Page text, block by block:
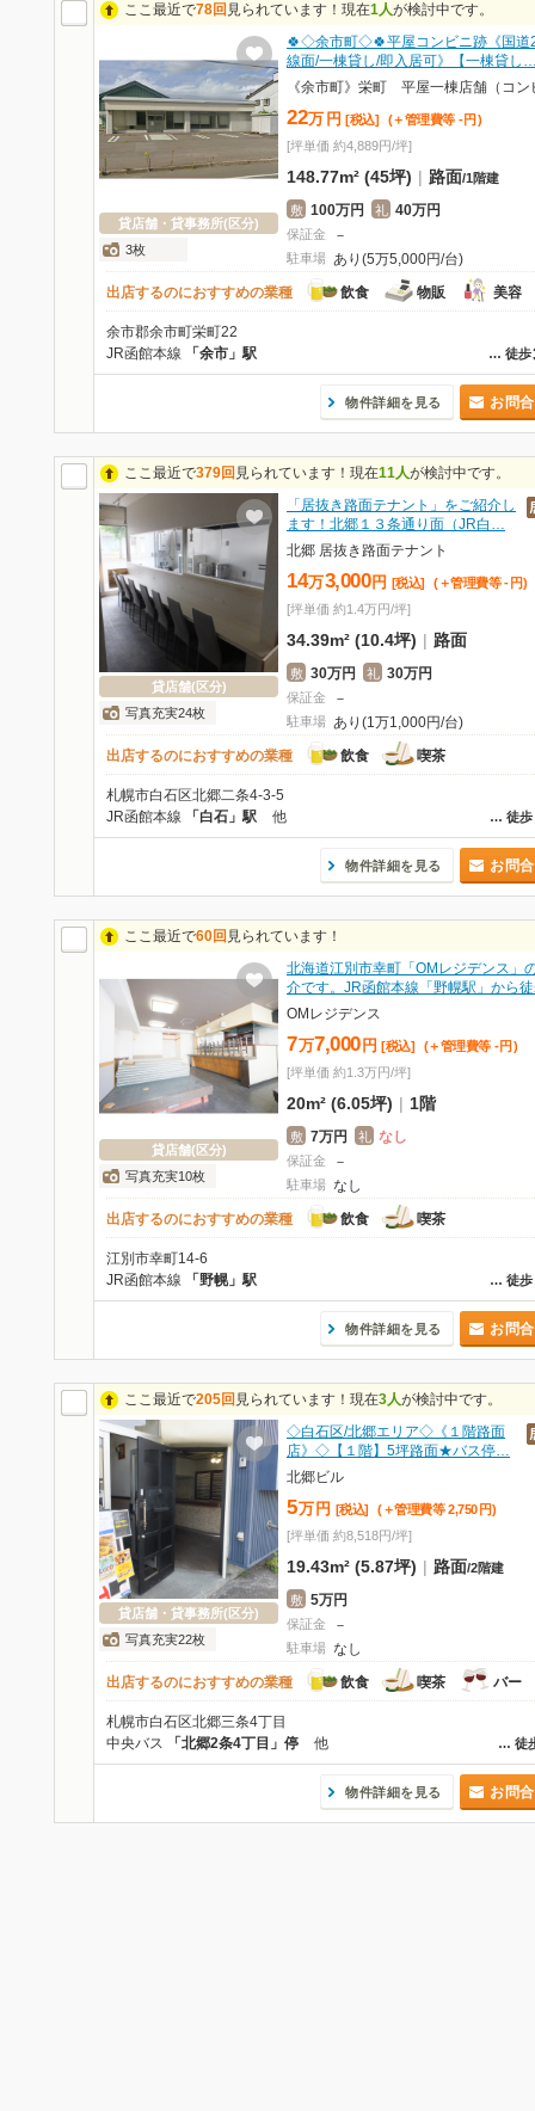
ここ最近で78回 見られています！現在1人が検討中です。
貸店舗・貸事務所(区分)
3枚
🍀◇余市町◇🍀平屋コンビニ跡《国道
線面/一棟貸し/即入居可》【一棟貸し
22万 円 [税込] (＋管理費等 - 円 )
[坪単価 約4,889円/坪]
148.77m² (45坪) | 路面/1階建
敷 100万円 礼 40万円
保証金 －
駐車場 あり(5万5,000円/台)
出店するのにおすすめの業種
飲食 物販 美容
余市郡余市町栄町22
… 徒歩
JR函館本線 「余市」駅
物件詳細を見る お問
ここ最近で379回 見られています！現在11人が検討中です。
貸店舗(区分)
写真充実24枚
「居抜き路面テナント」をご紹介し
ます！北郷１３条通り面（JR白…
北郷 居抜き路面テナント
14万3,000 円 [税込] (＋管理費等 - 円)
[坪単価 約1.4万円/坪]
34.39m² (10.4坪) | 路面
敷 30万円 礼 30万円
保証金 －
駐車場 あり(1万1,000円/台)
出店するのにおすすめの業種
飲食 喫茶
札幌市白石区北郷二条4-3-5
… 徒歩
JR函館本線 「白石」駅 他
物件詳細を見る お問
ここ最近で60回 見られています！
貸店舗(区分)
写真充実10枚
北海道江別市幸町「OMレジデンス」
介です。JR函館本線「野幌駅」から
OMレジデンス
7万7,000 円 [税込] (＋管理費等 - 円 )
[坪単価 約1.3万円/坪]
20m² (6.05坪) | 1階
敷 7万円 礼 なし
保証金 －
駐車場 なし
出店するのにおすすめの業種
飲食 喫茶
江別市幸町14-6
… 徒歩
JR函館本線 「野幌」駅
物件詳細を見る お問
ここ最近で205回 見られています！現在3人が検討中です。
貸店舗・貸事務所(区分)
写真充実22枚
◇白石区/北郷エリア◇《１階路面
店》◇【１階】5坪路面★バス停…
北郷ビル
5万 円 [税込] (＋管理費等 2,750 円)
[坪単価 約8,518円/坪]
19.43m² (5.87坪) | 路面/2階建
敷 5万円
保証金 －
駐車場 なし
出店するのにおすすめの業種
飲食 喫茶 バー
札幌市白石区北郷三条4丁目
… 徒
中央バス 「北郷2条4丁目」停 他
物件詳細を見る お問